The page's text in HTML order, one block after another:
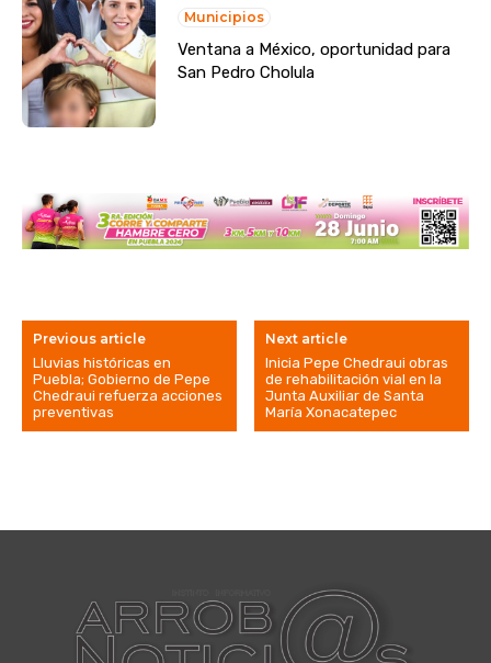
Municipios
Ventana a México, oportunidad para
San Pedro Cholula
Previous article
Lluvias históricas en
Puebla; Gobierno de Pepe
Chedraui refuerza acciones
preventivas
Next article
Inicia Pepe Chedraui obras
de rehabilitación vial en la
Junta Auxiliar de Santa
María Xonacatepec